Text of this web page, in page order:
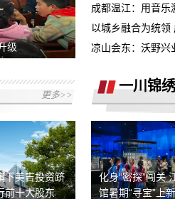
分购车款
商家虚假报价不兑现承诺，
215000元包含7500元保养
承认
对方说8.10之前退押金
未收到押金，诉求退押金并
哈尔滨运通奥迪，全款交付
复推脱
要求店家全额退款一万元
重庆鑫茂丰硕汽车销售有
者，诱导签订定单，存在
退还定金
买车子定金不给退
级
成都温江：用音乐
以城乡融合为统领
凉山会东：沃野兴
更多>>
下美吉投资跻
前十大股东
一川锦绣
化身“密探”闯关
馆暑期“寻宝”上新